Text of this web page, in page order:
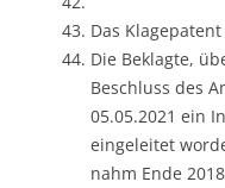
Das
Die Beklagte,
Beschluss des
05.05.2021 ein
eingeleitet
nahm Ende